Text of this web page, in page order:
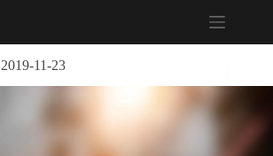
2019-11-23